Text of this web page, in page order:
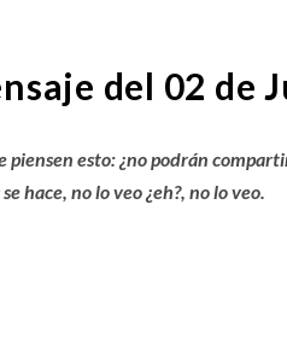
del 02 de
piensen esto: ¿no podrán
hace, no lo veo ¿eh?, no lo veo.